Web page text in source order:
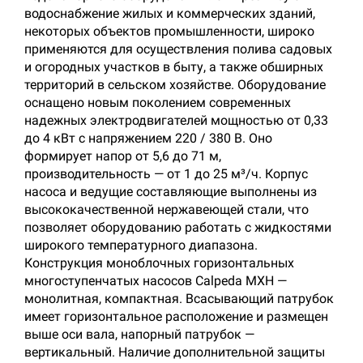
водоснабжение жилых и коммерческих зданий,
некоторых объектов промышленности, широко
применяются для осуществления полива садовых
и огородных участков в быту, а также обширных
территорий в сельском хозяйстве. Оборудование
оснащено новым поколением современных
надежных электродвигателей мощностью от 0,33
до 4 кВт с напряжением 220 / 380 В. Оно
формирует напор от 5,6 до 71 м,
производительность — от 1 до 25 м³/ч. Корпус
насоса и ведущие составляющие выполнены из
высококачественной нержавеющей стали, что
позволяет оборудованию работать с жидкостями
широкого температурного диапазона.
Конструкция моноблочных горизонтальных
многоступенчатых насосов Calpeda MXH —
монолитная, компактная. Всасывающий патрубок
имеет горизонтальное расположение и размещен
выше оси вала, напорный патрубок —
вертикальный. Наличие дополнительной защиты